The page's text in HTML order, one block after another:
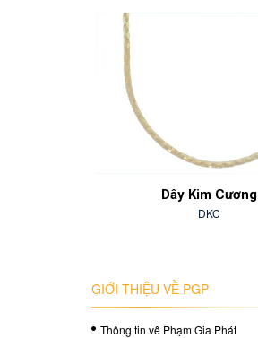
Dây Kim Cương
DKC
GIỚI THIỆU VỀ PGP
Thông tin về Phạm Gia Phát